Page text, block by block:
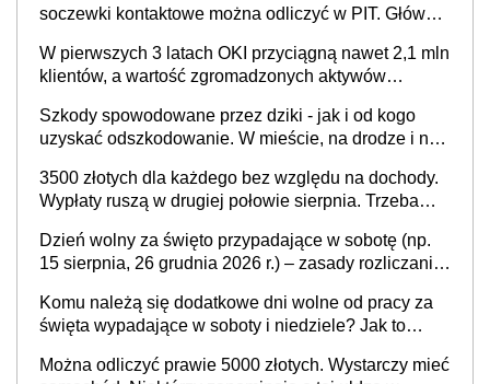
soczewki kontaktowe można odliczyć w PIT. Główny
Częściowe dofinansowanie (np. z zfśs) pomniejsza
odliczenie
W pierwszych 3 latach OKI przyciągną nawet 2,1 mln
klientów, a wartość zgromadzonych aktywów
Szkody spowodowane przez dziki - jak i od kogo
uzyskać odszkodowanie. W mieście, na drodze i na
3500 złotych dla każdego bez względu na dochody.
Wypłaty ruszą w drugiej połowie sierpnia. Trzeba
Dzień wolny za święto przypadające w sobotę (np.
15 sierpnia, 26 grudnia 2026 r.) – zasady rozliczania
i administracja publiczna), najczęstsze pytania
Komu należą się dodatkowe dni wolne od pracy za
święta wypadające w soboty i niedziele? Jak to
Można odliczyć prawie 5000 złotych. Wystarczy mieć